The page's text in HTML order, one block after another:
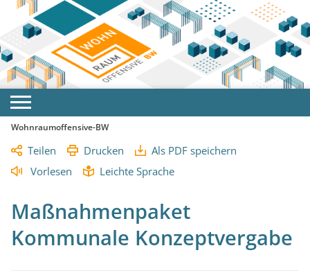
Wohnraumoffensive-BW
Teilen Drucken
Als PDF speichern
Vorlesen
Leichte Sprache
Maßnahmenpaket
Kommunale Konzeptvergabe